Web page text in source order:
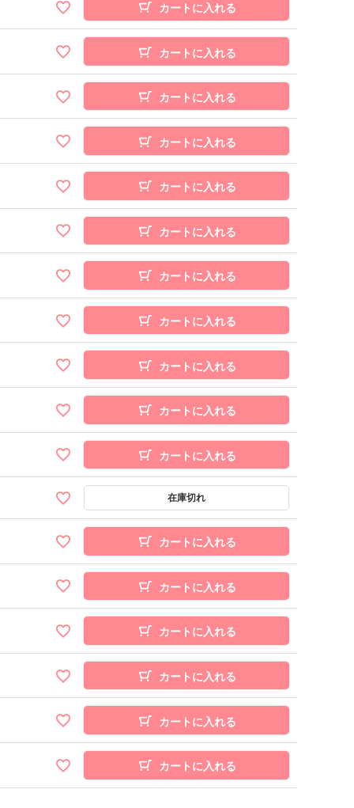
カートに入れる
カートに入れる
カートに入れる
カートに入れる
カートに入れる
カートに入れる
カートに入れる
カートに入れる
カートに入れる
カートに入れる
カートに入れる
カートに入れる
カートに入れる
カートに入れる
カートに入れる
カートに入れる
カートに入れる